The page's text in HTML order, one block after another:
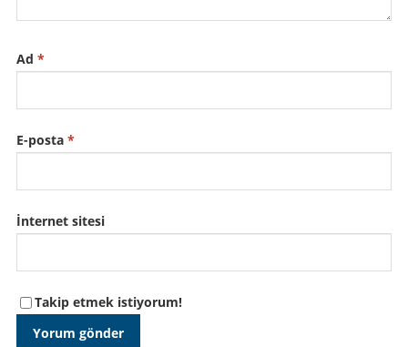
Ad *
E-posta *
İnternet sitesi
Takip etmek istiyorum!